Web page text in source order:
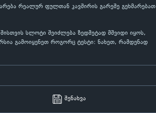
რეალურ ფულთან კავშირის გარეშე გეხმარებათ
სლოტი შეიძლება ზედმეტად მშვიდი იყოს,
გამოიყენეთ როგორც ტესტი: ნახეთ, რამდენად
შენახვა